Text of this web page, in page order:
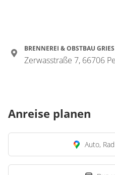
BRENNEREI & OBSTBAU GRIES
Zerwasstraße 7, 66706
Anreise planen
Auto,